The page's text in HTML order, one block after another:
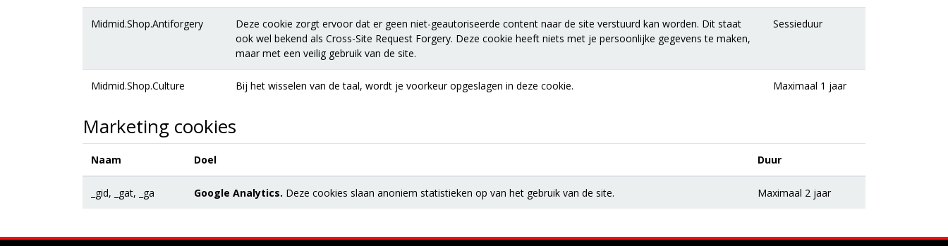
Midmid.Shop.Antiforgery
Deze cookie zorgt ervoor dat er geen niet-geautoriseerde content naar de site verstuurd kan worden. Dit staat
ook wel bekend als Cross-Site Request Forgery. Deze cookie heeft niets met je persoonlijke gegevens te maken,
maar met een veilig gebruik van de site.
Sessieduur
Midmid.Shop.Culture Bij het wisselen van de taal, wordt je voorkeur opgeslagen in deze cookie. Maximaal 1 jaar
Marketing cookies
Naam Doel Duur
_gid, _gat, _ga Google Analytics. Deze cookies slaan anoniem statistieken op van het gebruik van de site. Maximaal 2 jaar